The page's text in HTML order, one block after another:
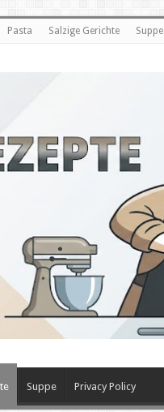
Pasta Salzige Gerichte Suppe
Suppe Privacy Policy